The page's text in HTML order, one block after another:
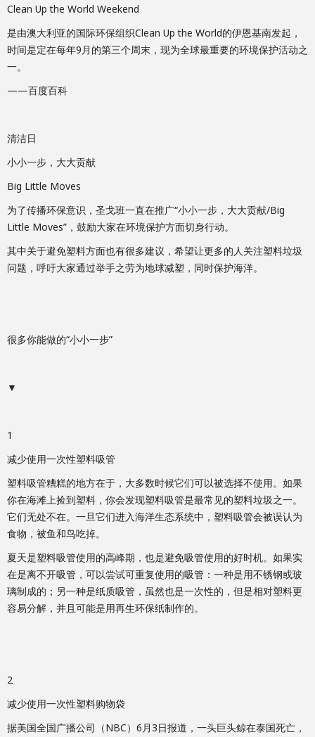
Clean Up the World Weekend
是由澳大利亚的国际环保组织Clean Up the World的伊恩基南发起，
时间是定在每年9月的第三个周末，现为全球最重要的环境保护活动之
一。
——百度百科
清洁日
小小一步，大大贡献
Big Little Moves
为了传播环保意识，圣戈班一直在推广“小小一步，大大贡献/Big
Little Moves”，鼓励大家在环境保护方面切身行动。
其中关于避免塑料方面也有很多建议，希望让更多的人关注塑料垃圾
问题，呼吁大家通过举手之劳为地球减塑，同时保护海洋。
很多你能做的“小小一步”
▼
1
减少使用一次性塑料吸管
塑料吸管糟糕的地方在于，大多数时候它们可以被选择不使用。如果
你在海滩上捡到塑料，你会发现塑料吸管是最常见的塑料垃圾之一。
它们无处不在。一旦它们进入海洋生态系统中，塑料吸管会被误认为
食物，被鱼和鸟吃掉。
夏天是塑料吸管使用的高峰期，也是避免吸管使用的好时机。如果实
在是离不开吸管，可以尝试可重复使用的吸管：一种是用不锈钢或玻
璃制成的；另一种是纸质吸管，虽然也是一次性的，但是相对塑料更
容易分解，并且可能是用再生环保纸制作的。
2
减少使用一次性塑料购物袋
据美国全国广播公司（NBC）6月3日报道，一头巨头鲸在泰国死亡，